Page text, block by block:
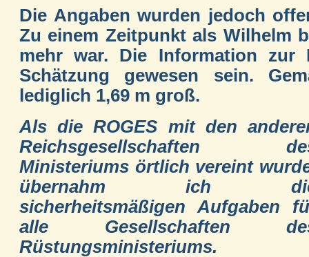
Die Angaben wurden jedoch
Zu einem Zeitpunkt als Wilhelm
mehr war. Die Information zur
Schätzung gewesen sein.
lediglich 1,69 m groß.
Als die ROGES mit den
Reichsgesellschaften
Ministeriums örtlich vereint
übernahm ich
sicherheitsmäßigen Aufgaben
alle Gesellschaften
Rüstungsministeriums.